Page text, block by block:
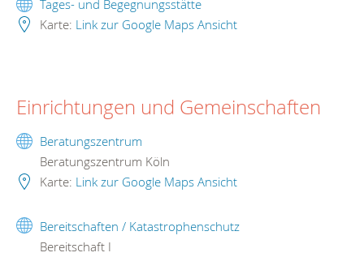
Tages- und Begegnungsstätte
Karte: Link zur Google Maps Ansicht
Einrichtungen und Gemeinschaften
Beratungszentrum
Beratungszentrum Köln
Karte: Link zur Google Maps Ansicht
Bereitschaften / Katastrophenschutz
Bereitschaft I